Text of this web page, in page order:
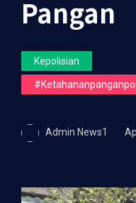
Pangan
Kepolisian
Admin News1